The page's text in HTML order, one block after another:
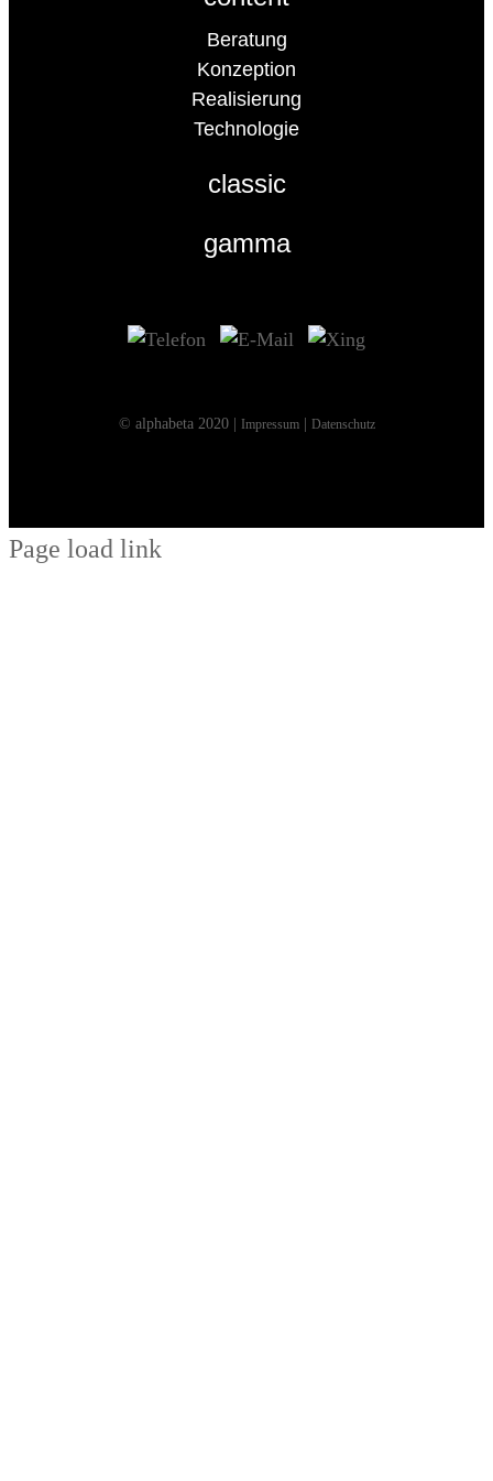
Beratung
Konzeption
Realisierung
Technologie
classic
gamma
© alphabeta 2020 | Impressum| Datenschutz
Page load link